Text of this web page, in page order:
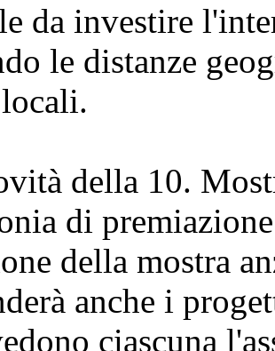
da investire
le distanze
della 10.
di
della mostra
anche i
ciascuna